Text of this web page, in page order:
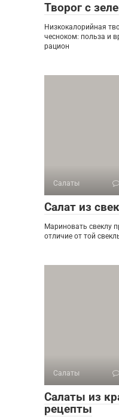
Творог с
Низкокалорийная
чесноком: польза и
рацион
Салаты
Салат из
Мариновать свеклу
отличие от той
Салаты
Салаты из
рецепты